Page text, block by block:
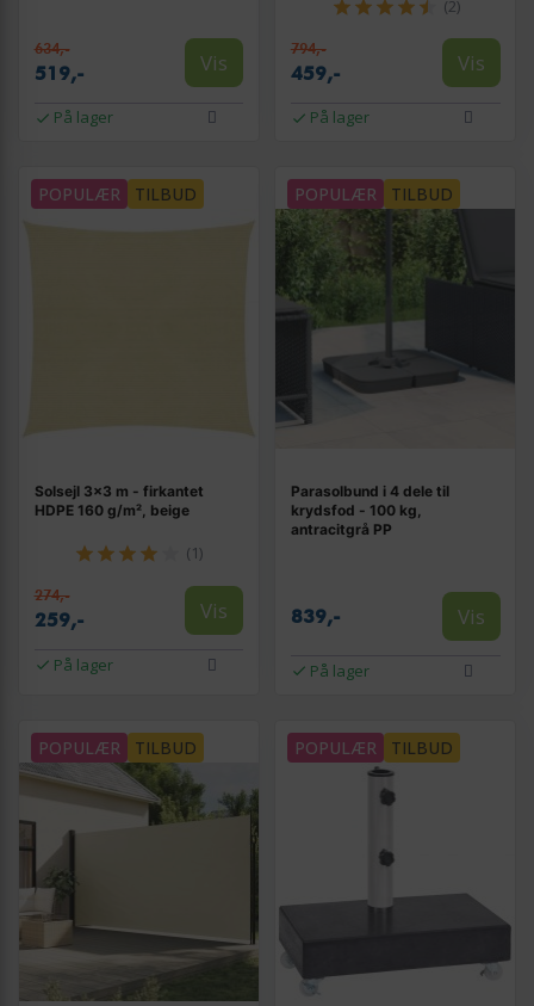
634,-
519,- Vis
På lager
(2)
794,-
459,- Vis
På lager
POPULÆR TILBUD
Solsejl 3×3 m - firkantet
HDPE 160 g/m², beige
(1)
274,-
259,- Vis
På lager
POPULÆR TILBUD
Parasolbund i 4 dele til
krydsfod - 100 kg,
antracitgrå PP
839,- Vis
På lager
POPULÆR TILBUD POPULÆR TILBUD